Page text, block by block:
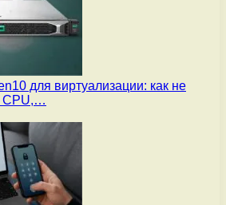
для виртуализации: как не
CPU,…